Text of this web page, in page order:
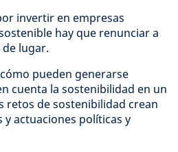
invertir en empresas
hay que renunciar a
lugar.
pueden generarse
cuenta la sostenibilidad en un
retos de sostenibilidad crean
actuaciones políticas y